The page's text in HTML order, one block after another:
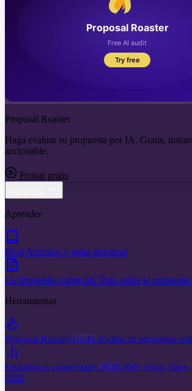
Proposal Roaster
Haga evaluar su propuesta por IA. Gratis,
accionable.
Probar gratis
Aprender
Blog Articulos y guias practicas
La propuesta comercial Todo sobre la propuesta
Herramientas
Proposal RoasterGratis Evalue su propuesta
Estadisticas comerciales 2026 100+ cifras clave,
2026